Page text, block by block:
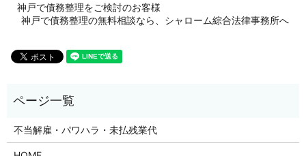
神戸で債務整理をご検討のお客様
神戸で債務整理の無料相談なら、シャローム綜合法律事務所へ
不当解雇・パワハラ・未払残業代